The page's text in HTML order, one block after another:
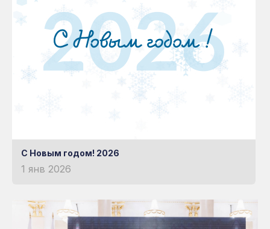
С Новым годом! 2026
1 янв 2026